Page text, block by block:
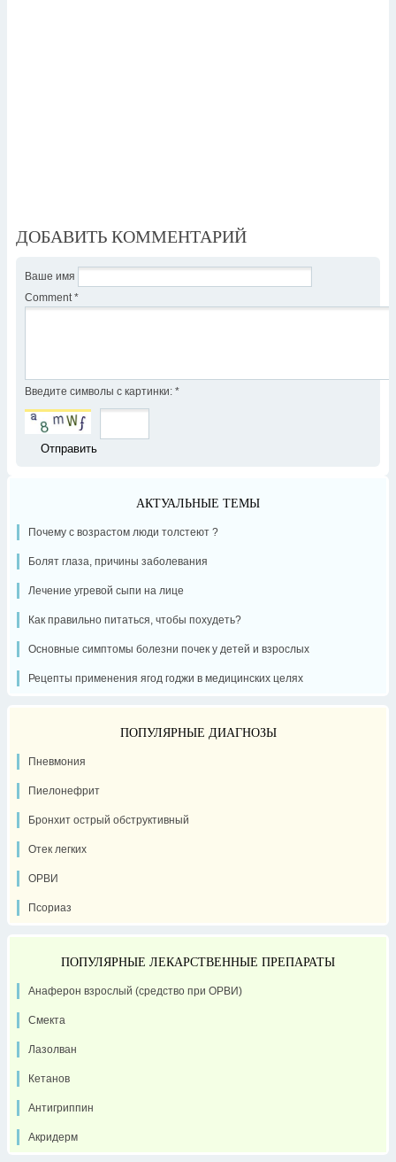
ДОБАВИТЬ КОММЕНТАРИЙ
Ваше имя
Comment *
Введите символы с картинки: *
АКТУАЛЬНЫЕ ТЕМЫ
Почему с возрастом люди толстеют ?
Болят глаза, причины заболевания
Лечение угревой сыпи на лице
Как правильно питаться, чтобы похудеть?
Основные симптомы болезни почек у детей и взрослых
Рецепты применения ягод годжи в медицинских целях
ПОПУЛЯРНЫЕ ДИАГНОЗЫ
Пневмония
Пиелонефрит
Бронхит острый обструктивный
Отек легких
ОРВИ
Псориаз
ПОПУЛЯРНЫЕ ЛЕКАРСТВЕННЫЕ ПРЕПАРАТЫ
Анаферон взрослый (средство при ОРВИ)
Смекта
Лазолван
Кетанов
Антигриппин
Акридерм